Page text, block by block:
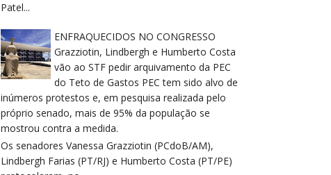
Patel...
ENFRAQUECIDOS NO CONGRESSO
Grazziotin, Lindbergh e Humberto Costa
vão ao STF pedir arquivamento da PEC
do Teto de Gastos PEC tem sido alvo de
inúmeros protestos e, em pesquisa realizada pelo
próprio senado, mais de 95% da população se
mostrou contra a medida.
Os senadores Vanessa Grazziotin (PCdoB/AM),
Lindbergh Farias (PT/RJ) e Humberto Costa (PT/PE)